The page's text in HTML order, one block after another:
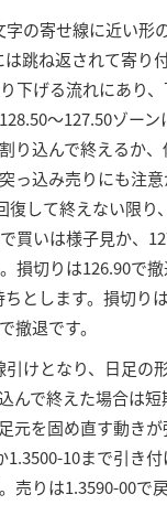
の寄せ線に近い形
は跳ね返されて寄り
下げる流れにあり
～127.50ゾー
り込んで終えるか
っ込み売りにも注
復して終えない限り
買いは様子見か、
損切りは126.90で
とします。損切り
撤退です。
けとなり、日足の
んで終えた場合は
元を固め直す動きが
1.3500-10まで引き
売りは1.3590-00で